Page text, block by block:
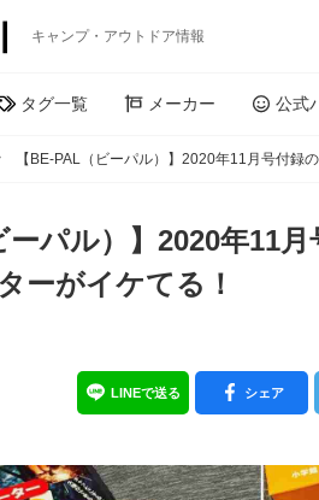
キャンプ・アウトドア情報
タグ一覧 メーカー 公式
【BE-PAL（ビーパル）】2020年11月号付録
ーパル）】2020年11
ーがイケてる！
LINEで送る シェア